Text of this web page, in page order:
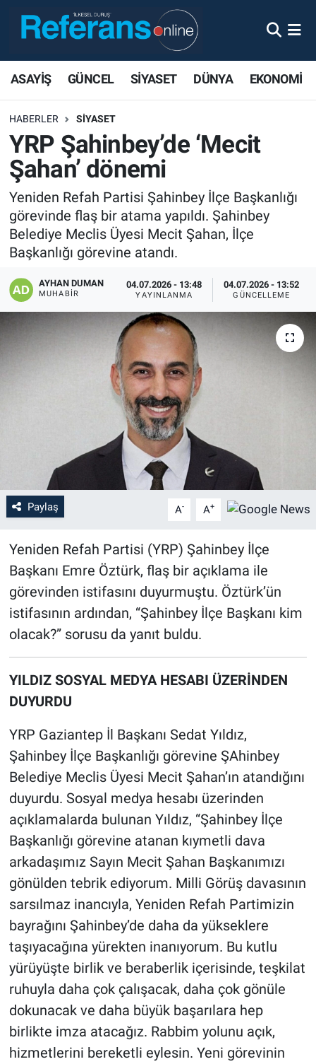
ASAYİŞ GÜNCEL SİYASET DÜNYA EKONOMİ
HABERLER SİYASET
YRP Şahinbey’de ‘Mecit
Şahan’ dönemi
Yeniden Refah Partisi Şahinbey İlçe Başkanlığı
görevinde flaş bir atama yapıldı. Şahinbey
Belediye Meclis Üyesi Mecit Şahan, İlçe
Başkanlığı görevine atandı.
AYHAN DUMAN
MUHABIR
04.07.2026 - 13:48
YAYINLANMA
04.07.2026 - 13:52
GÜNCELLEME
Paylaş A- A+
Yeniden Refah Partisi (YRP) Şahinbey İlçe
Başkanı Emre Öztürk, flaş bir açıklama ile
görevinden istifasını duyurmuştu. Öztürk’ün
istifasının ardından, “Şahinbey İlçe Başkanı kim
olacak?” sorusu da yanıt buldu.
YILDIZ SOSYAL MEDYA HESABI ÜZERİNDEN
DUYURDU
YRP Gaziantep İl Başkanı Sedat Yıldız,
Şahinbey İlçe Başkanlığı görevine ŞAhinbey
Belediye Meclis Üyesi Mecit Şahan’ın atandığını
duyurdu. Sosyal medya hesabı üzerinden
açıklamalarda bulunan Yıldız, “Şahinbey İlçe
Başkanlığı görevine atanan kıymetli dava
arkadaşımız Sayın Mecit Şahan Başkanımızı
gönülden tebrik ediyorum. Milli Görüş davasının
sarsılmaz inancıyla, Yeniden Refah Partimizin
bayrağını Şahinbey’de daha da yükseklere
taşıyacağına yürekten inanıyorum. Bu kutlu
yürüyüşte birlik ve beraberlik içerisinde, teşkilat
ruhuyla daha çok çalışacak, daha çok gönüle
dokunacak ve daha büyük başarılara hep
birlikte imza atacağız. Rabbim yolunu açık,
hizmetlerini bereketli eylesin. Yeni görevinin